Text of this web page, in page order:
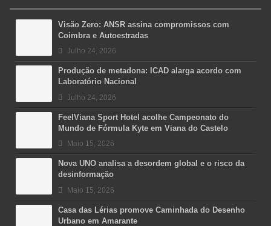
Visão Zero: ANSR assina compromissos com
Coimbra e Autoestradas
Julho 24, 2026
Produção de metadona: ICAD alarga acordo com
Laboratório Nacional
Julho 24, 2026
FeelViana Sport Hotel acolhe Campeonato do
Mundo de Fórmula Kyte em Viana do Castelo
Maio 15, 2026
Nova UNO analisa a desordem global e o risco da
desinformação
Maio 15, 2026
Casa das Lérias promove Caminhada do Desenho
Urbano em Amarante